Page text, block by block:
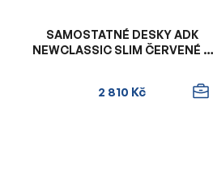
SAMOSTATNÉ DESKY ADK
NEWCLASSIC SLIM ČERVENÉ S
2 810 Kč